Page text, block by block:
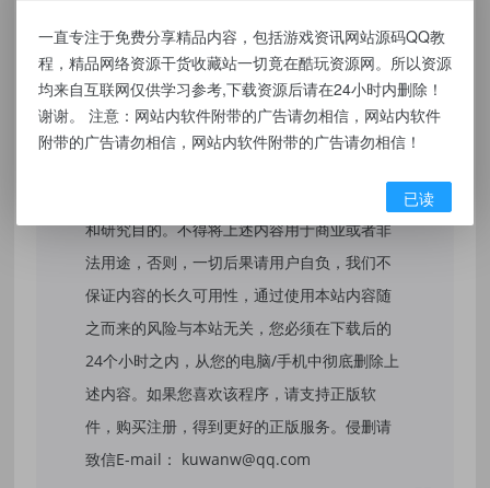
免责声明：
和研究目的。不得将上述内容用于商业或者非
法用途，否则，一切后果请用户自负，我们不
保证内容的长久可用性，通过使用本站内容随
之而来的风险与本站无关，您必须在下载后的
24个小时之内，从您的电脑/手机中彻底删除上
述内容。如果您喜欢该程序，请支持正版软
件，购买注册，得到更好的正版服务。侵删请
致信E-mail： kuwanw@qq.com
一直专注于免费分享精品内容，包括游戏资讯网站源码QQ教
程，精品网络资源干货收藏站一切竟在酷玩资源网。所以资源
均来自互联网仅供学习参考,下载资源后请在24小时内删除！
谢谢。 注意：网站内软件附带的广告请勿相信，网站内软件
附带的广告请勿相信，网站内软件附带的广告请勿相信！
已读